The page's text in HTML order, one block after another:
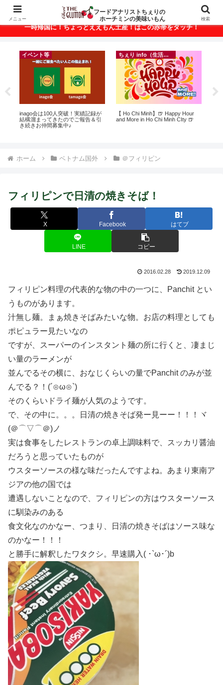
ベトナム・ホーチミンの美味いもんが満載！
一時帰国に！ちょっとええもん土産！はこの赤帯をタッチ！
イベント等
inago会は100人突破！実績記録が
結構溜まってきたのでご報告＆引
き続きお仲間募集中♪
ちぇり info（生活情報）
【 Ho Chi Minh】🍺 Happy Hour
and More in Ho Chi Minh CIty 🍺
ホーム ベトナム国外 ＠フィリピン
フィリピンで日清の焼きそば！
X Facebook はてブ
LINE コピー
2016.02.28 2019.12.09
フィリピン料理の代表的な物の中の一つに、Panchit とい
うものがあります。
汁無し麺。まぁ焼きそばみたいな物。お店の料理としても
ポピュラー見たいなの
ですが、スーパーのインスタント麺の所に行くと、凄まじ
い量のラーメンが
並んでるその横に、おなじくらいの量でPanchit のみが並
んでる？！(´⊙ω⊙`)
そのくらいドライ麺が人気のようです。
で、その中に。。。日清の焼きそば発ー見ーー！！！ヾ
(＠⌒▽⌒＠)ノ
実は食事をしたレストランの卓上調味料で、スッカリ醤油
だろうと思っていたものが
ウスターソースの様な味だったんですよね。あまり東南ア
ジアの他の国では
遭遇しないことなので、フィリピンの方はウスターソース
に馴染みのある
食文化なのかなー、つまり、日清の焼きそばはソース味な
のかなー！！！
と勝手に解釈したワタクシ。早速購入( ･`ω･´)b
メニュー
フードアナリストちぇりの
ホーチミンの美味いもん
検索